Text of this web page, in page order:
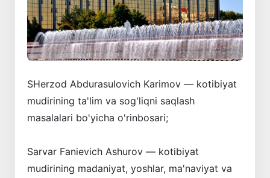
SHerzod Abdurasulovich Karimov — kotibiyat
mudirining ta'lim va sog'liqni saqlash
masalalari bo'yicha o'rinbosari;
Sarvar Fanievich Ashurov — kotibiyat
mudirining madaniyat, yoshlar, ma'naviyat va